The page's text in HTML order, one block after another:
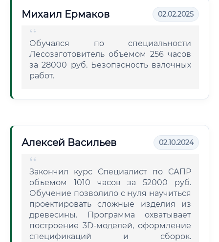
Михаил Ермаков 02.02.2025
Обучался по специальности
Лесозаготовитель объемом 256 часов
за 28000 руб. Безопасность валочных
работ.
Алексей Васильев 02.10.2024
Закончил курс Специалист по САПР
объемом 1010 часов за 52000 руб.
Обучение позволило с нуля научиться
проектировать сложные изделия из
древесины. Программа охватывает
построение 3D-моделей, оформление
спецификаций и сборок.